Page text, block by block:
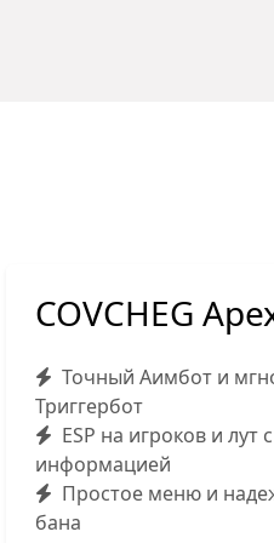
COVCHEG
Точный Аимбот и
Триггербот
ESP на игроков и лут
информацией
Простое меню и
бана